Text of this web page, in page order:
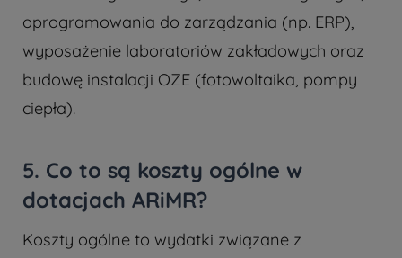
oprogramowania do zarządzania (np. ERP),
wyposażenie laboratoriów zakładowych oraz
budowę instalacji OZE (fotowoltaika, pompy
ciepła).
5. Co to są koszty ogólne w
dotacjach ARiMR?
Koszty ogólne to wydatki związane z